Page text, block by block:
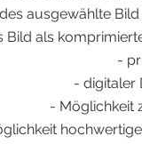
ausgewählte
Bild als
-
- digitaler
- Möglichkeit